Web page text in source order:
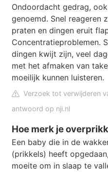
Ondoordacht gedrag,
genoemd. Snel reageren
praten en dingen eruit
Concentratieproblemen.
dingen kwijt zijn, veel
met het afmaken van
moeilijk kunnen luisteren.
Verzoek tot verwijderen
antwoord op nji.nl
Hoe merk je
Een baby die in de
(prikkels) heeft
moeite om in slaap te